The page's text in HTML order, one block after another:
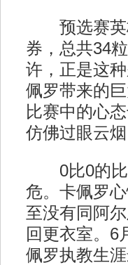
预选赛英
券，总共34
许，正是这
佩罗带来的
比赛中的心
仿佛过眼云
0比0的比
危。卡佩罗
至没有同阿
回更衣室。6
佩罗执教生涯